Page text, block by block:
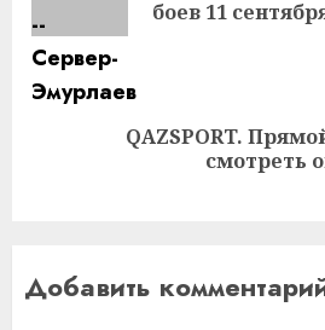
боев 11
СледующаяQAZSPORT.
смотреть
Добавить